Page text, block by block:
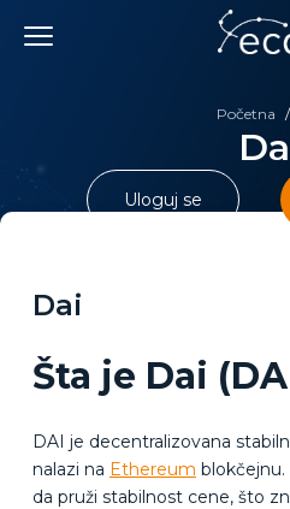
content
Početna /
Uloguj se
Dai
Šta je Dai
DAI je decentralizovana
nalazi na Ethereum blokčejnu.
da pruži stabilnost cene, što